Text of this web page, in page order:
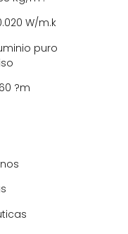
W/m.k
puro
?m